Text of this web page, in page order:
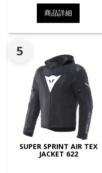
ット、EN17092クラスA認証、パ
ンツと接続可能なファスナーを
備えています。
商品詳細
5
SUPER SPRINT AIR TEX
JACKET 622